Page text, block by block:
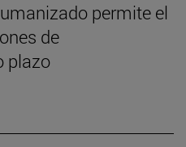
permite el
de
plazo